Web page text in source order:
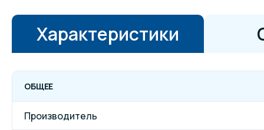
Характеристики
ОБЩЕЕ
Производитель